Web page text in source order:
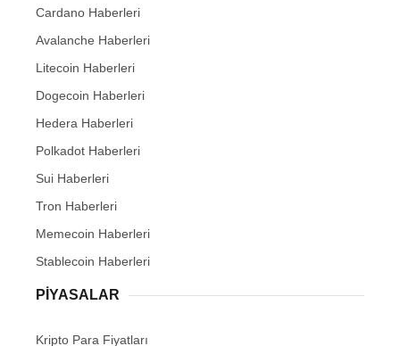
Cardano Haberleri
Avalanche Haberleri
Litecoin Haberleri
Dogecoin Haberleri
Hedera Haberleri
Polkadot Haberleri
Sui Haberleri
Tron Haberleri
Memecoin Haberleri
Stablecoin Haberleri
PIYASALAR
Kripto Para Fiyatları